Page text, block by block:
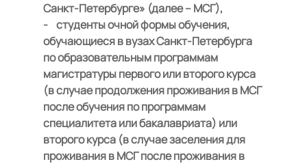
Санкт-Петербурге» (далее – МСГ),
- студенты очной формы обучения,
обучающиеся в вузах Санкт-Петербурга
по образовательным программам
магистратуры первого или второго курса
(в случае продолжения проживания в МСГ
после обучения по программам
специалитета или бакалавриата) или
второго курса (в случае заселения для
проживания в МСГ после проживания в